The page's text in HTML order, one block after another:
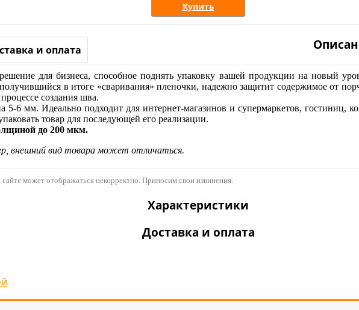
Купить
и оплата
для бизнеса, способное поднять упаковку вашей продукции на новый
в итоге «сваривания» пленочки, надежно защитит содержимое от
создания шва.
5-6 мм. Идеально подходит для интернет-магазинов и супермаркетов, гостиниц,
товар для последующей его реализации.
до 200 мкм.
внешний вид товара может отличаться.
может отображаться некорректно. Приносим свои извинения.
Характеристики
Доставка и оплата